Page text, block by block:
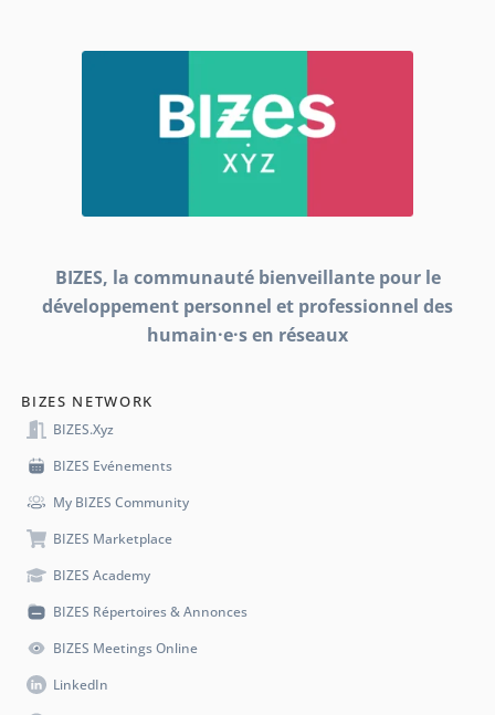
BIZES, la communauté bienveillante pour le
développement personnel et professionnel des
humain·e·s en réseaux
BIZES NETWORK
BIZES.xyz
BIZES Evénements
My BIZES Community
BIZES Marketplace
BIZES Academy
BIZES Répertoires & Annonces
BIZES Meetings Online
LinkedIn